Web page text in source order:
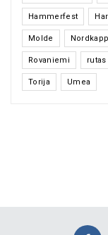
Hammerfest
Molde Nordkapp
Rovaniemi
Torija Umea